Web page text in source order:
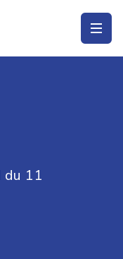
du 11